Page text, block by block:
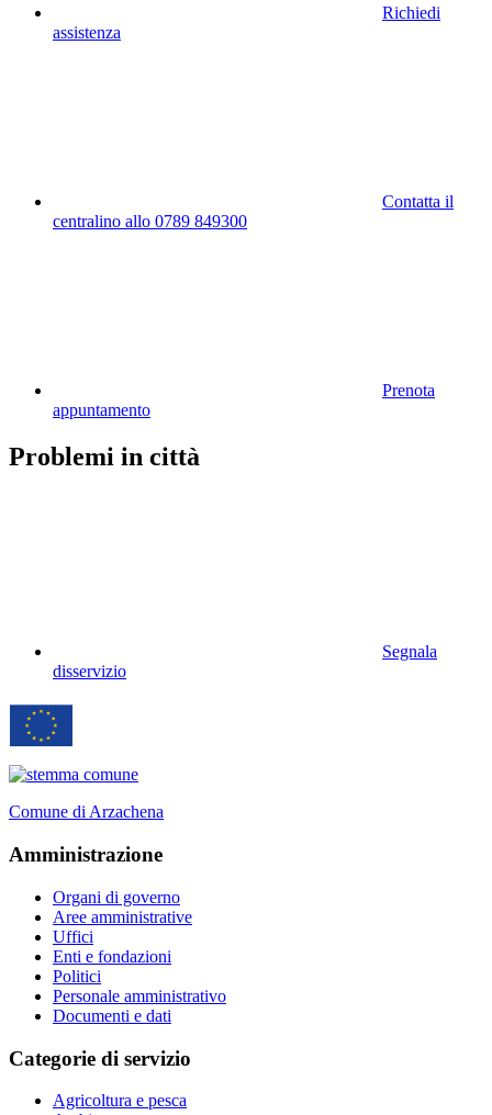
Richiedi
assistenza
Contatta il
centralino allo 0789 849300
Prenota
appuntamento
Problemi in città
Segnala
disservizio
Comune di Arzachena
Amministrazione
Organi di governo
Aree amministrative
Uffici
Enti e fondazioni
Politici
Personale amministrativo
Documenti e dati
Categorie di servizio
Agricoltura e pesca